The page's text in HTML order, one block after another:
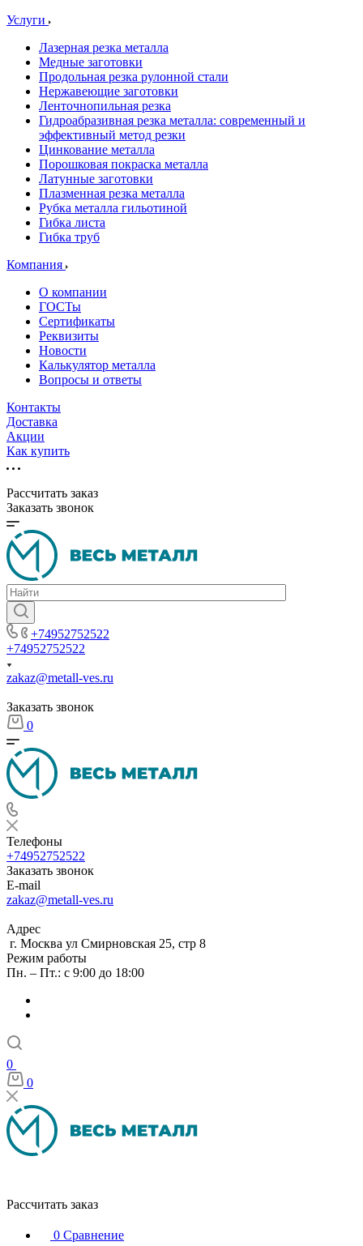
Услуги
Лазерная резка металла
Медные заготовки
Продольная резка рулонной стали
Нержавеющие заготовки
Ленточнопильная резка
Гидроабразивная резка металла: современный и
эффективный метод резки
Цинкование металла
Порошковая покраска металла
Латунные заготовки
Плазменная резка металла
Рубка металла гильотиной
Гибка листа
Гибка труб
Компания
О компании
ГОСТы
Сертификаты
Реквизиты
Новости
Калькулятор металла
Вопросы и ответы
Контакты
Доставка
Акции
Как купить
Рассчитать заказ
Заказать звонок
+74952752522
+74952752522
zakaz@metall-ves.ru
Заказать звонок
0
Телефоны
+74952752522
Заказать звонок
E-mail
zakaz@metall-ves.ru
Адрес
г. Москва ул Смирновская 25, стр 8
Режим работы
Пн. – Пт.: с 9:00 до 18:00
0
0
Рассчитать заказ
0 Сравнение